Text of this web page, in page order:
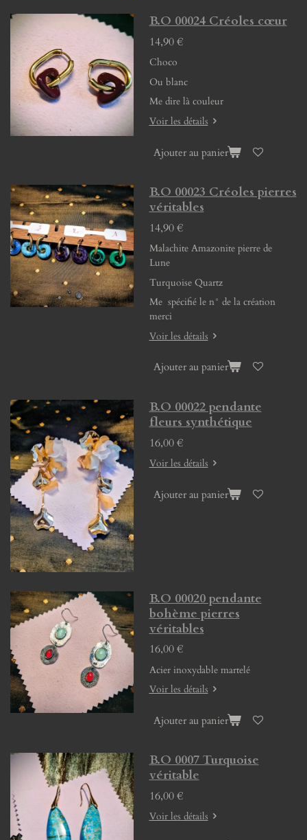
B.O 00024 Créoles cœur
14,90 €
Choco
Ou blanc
Me dire là couleur
Voir les détails
Ajouter au panier
B.O 00023 Créoles pierres
véritables
14,90 €
Malachite Amazonite pierre de
Lune
Turquoise Quartz
Me spécifié le n° de la création
merci
Voir les détails
Ajouter au panier
B.O 00022 pendante
fleurs synthétique
16,00 €
Voir les détails
Ajouter au panier
B.O 00020 pendante
bohème pierres
véritables
16,00 €
Acier inoxydable martelé
Voir les détails
Ajouter au panier
B.O 0007 Turquoise
véritable
16,00 €
Voir les détails